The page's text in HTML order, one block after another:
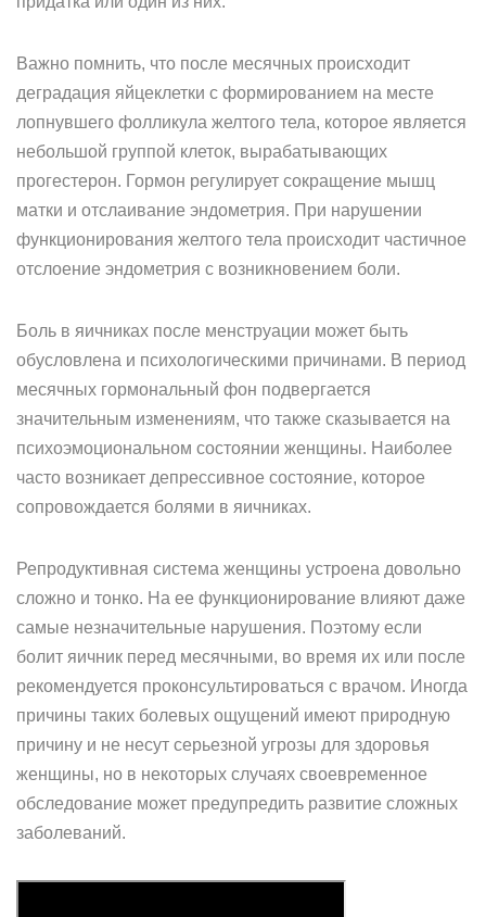
Важно помнить, что после месячных происходит
деградация яйцеклетки с формированием на месте
лопнувшего фолликула желтого тела, которое является
небольшой группой клеток, вырабатывающих
прогестерон. Гормон регулирует сокращение мышц
матки и отслаивание эндометрия. При нарушении
функционирования желтого тела происходит частичное
отслоение эндометрия с возникновением боли.
Боль в яичниках после менструации может быть
обусловлена и психологическими причинами. В период
месячных гормональный фон подвергается
значительным изменениям, что также сказывается на
психоэмоциональном состоянии женщины. Наиболее
часто возникает депрессивное состояние, которое
сопровождается болями в яичниках.
Репродуктивная система женщины устроена довольно
сложно и тонко. На ее функционирование влияют даже
самые незначительные нарушения. Поэтому если
болит яичник перед месячными, во время их или после
рекомендуется проконсультироваться с врачом. Иногда
причины таких болевых ощущений имеют природную
причину и не несут серьезной угрозы для здоровья
женщины, но в некоторых случаях своевременное
обследование может предупредить развитие сложных
заболеваний.